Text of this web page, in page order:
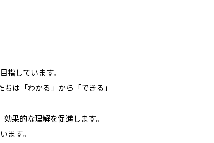
指しています。
は「わかる」から「できる」
果的な理解を促進します。
ます。